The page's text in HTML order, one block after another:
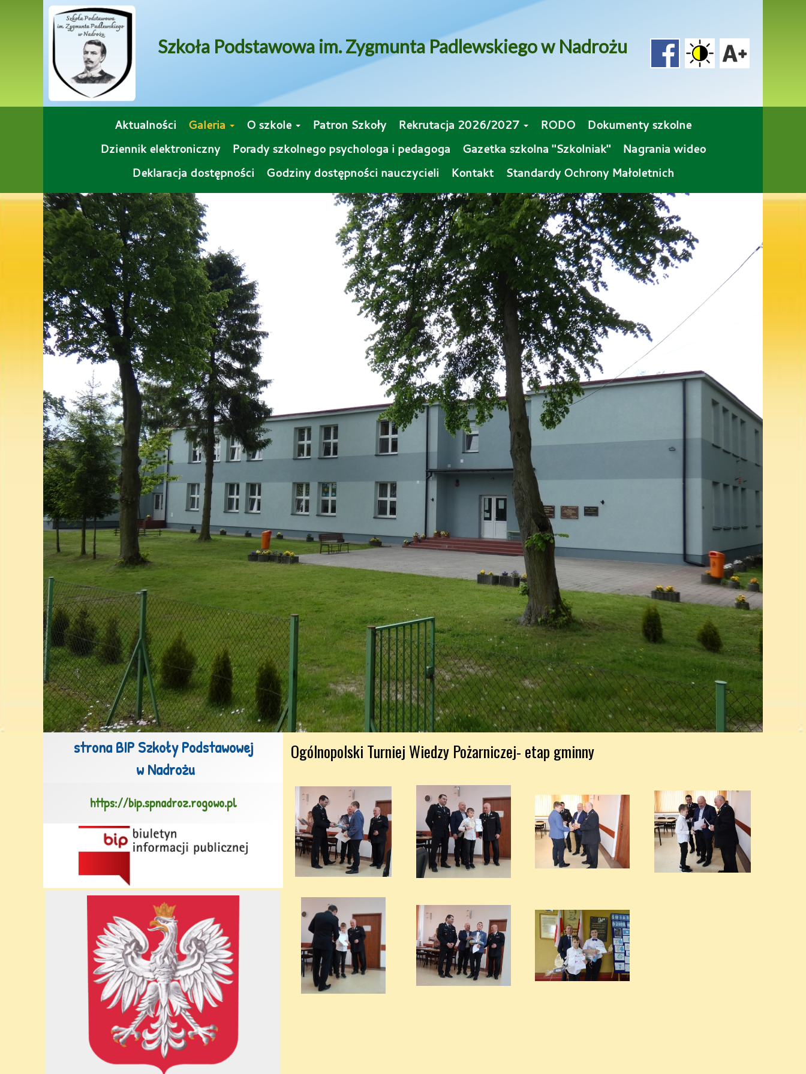
Szkoła Podstawowa im. Zygmunta Padlewskiego w Nadrożu
Aktualności Galeria O szkole Patron Szkoły Rekrutacja 2026/2027 RODO
Dokumenty szkolne
Dziennik elektroniczny
Porady szkolnego psychologa i pedagoga Gazetka szkolna "Szkolniak"
Nagrania wideo
Deklaracja dostępności
Godziny dostępności nauczycieli Kontakt Standardy Ochrony Małoletnich
Ogólnopolski Turniej Wiedzy Pożarniczej- etap gminny
strona BIP Szkoły Podstawowej
w Nadrożu
https://bip.spnadroz.rogowo.pl